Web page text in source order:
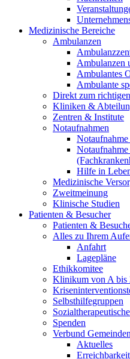
Medizinische Bereiche
Ambulanzen
Ambulanzen
Ambulantes
Ambulante
Direkt zum
Kliniken &
Zentren & Institute
Notaufnahmen
Hilfe in
Medizinische
Zweitmeinung
Klinische Studien
Patienten & Besucher
Patienten &
Alles zu Ihrem
Anfahrt
Lagepläne
Ethikkomitee
Klinikum von A bis
Selbsthilfegruppen
Spenden
Verbund
Aktuelles